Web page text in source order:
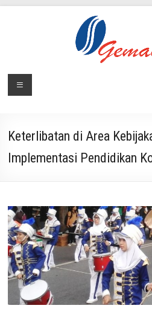
Lembaga
Swadaya
Menu
Keterlibatan di Area
Implementasi Pendidikan